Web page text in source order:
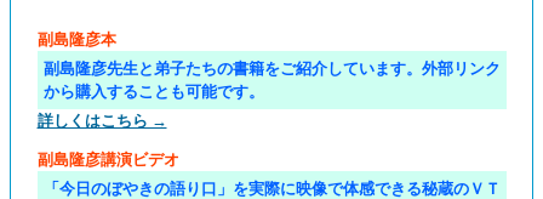
副島隆彦本
副島隆彦先生と弟子たちの書籍をご紹介しています。外部リンク
から購入することも可能です。
詳しくはこちら →
副島隆彦講演ビデオ
「今日のぼやきの語り口」を実際に映像で体感できる秘蔵のＶＴ